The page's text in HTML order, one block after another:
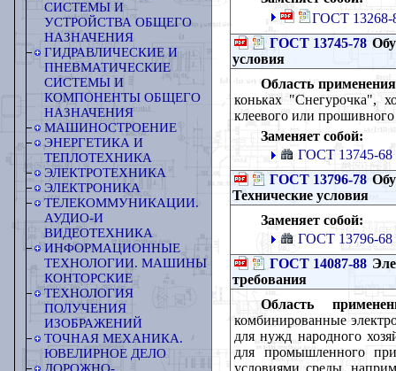
СИСТЕМЫ И
УСТРОЙСТВА ОБЩЕГО
НАЗНАЧЕНИЯ
ГИДРАВЛИЧЕСКИЕ И
ПНЕВМАТИЧЕСКИЕ
СИСТЕМЫ И
КОМПОНЕНТЫ ОБЩЕГО
НАЗНАЧЕНИЯ
МАШИНОСТРОЕНИЕ
ЭНЕРГЕТИКА И
ТЕПЛОТЕХНИКА
ЭЛЕКТРОТЕХНИКА
ЭЛЕКТРОНИКА
ТЕЛЕКОММУНИКАЦИИ.
АУДИО-И
ВИДЕОТЕХНИКА
ИНФОРМАЦИОННЫЕ
ТЕХНОЛОГИИ. МАШИНЫ
КОНТОРСКИЕ
ТЕХНОЛОГИЯ
ПОЛУЧЕНИЯ
ИЗОБРАЖЕНИЙ
ТОЧНАЯ МЕХАНИКА.
ЮВЕЛИРНОЕ ДЕЛО
ГОСТ 13268-
ГОСТ 13745-78
условия
Область
коньках "Снегурочка",
клеевого или
Заменяет собой:
ГОСТ 13745-68
ГОСТ 13796-78
Технические условия
Заменяет собой:
ГОСТ 13796-68
ГОСТ 14087-88
требования
Область
комбинированные
для нужд народного
для промышленного
условиями среды,